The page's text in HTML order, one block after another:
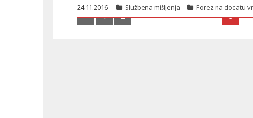
24.11.2016. Službena mišljenja Porez na dodatu
1 2 3